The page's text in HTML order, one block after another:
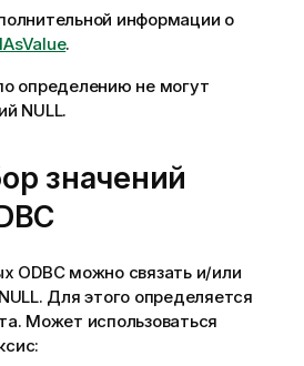
информации о
.
определению не могут
NULL.
значений
ODBCможно связать и/или
NULL. Для этого определяется
Может использоваться